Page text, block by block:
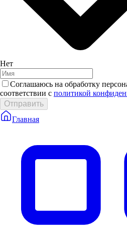
Нет
Соглашаюсь на обработку
соответствии с политикой
Отправить
Главная